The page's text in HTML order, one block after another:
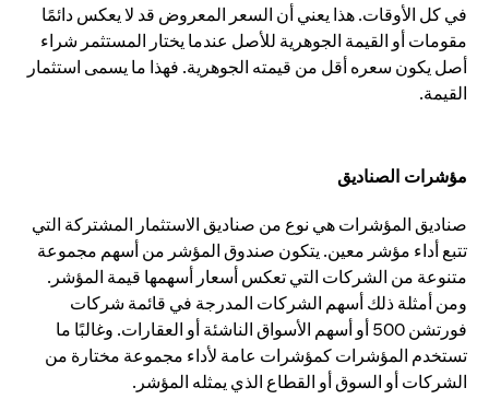
في كل الأوقات. هذا يعني أن السعر المعروض قد لا يعكس دائمًا
مقومات أو القيمة الجوهرية للأصل عندما يختار المستثمر شراء
أصل يكون سعره أقل من قيمته الجوهرية. فهذا ما يسمى استثمار
القيمة.
مؤشرات الصناديق
صناديق المؤشرات هي نوع من صناديق الاستثمار المشتركة التي
تتبع أداء مؤشر معين. يتكون صندوق المؤشر من أسهم مجموعة
متنوعة من الشركات التي تعكس أسعار أسهمها قيمة المؤشر.
ومن أمثلة ذلك أسهم الشركات المدرجة في قائمة شركات
فورتشن 500 أو أسهم الأسواق الناشئة أو العقارات. وغالبًا ما
تستخدم المؤشرات كمؤشرات عامة لأداء مجموعة مختارة من
الشركات أو السوق أو القطاع الذي يمثله المؤشر.